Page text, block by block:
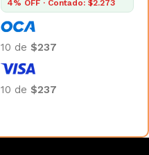
4% OFF · Contado: $2.273
10 de $237
10 de $237